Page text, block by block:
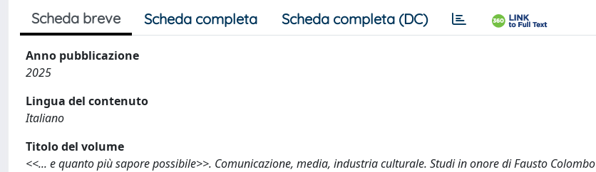
Scheda breve Scheda completa Scheda completa (DC)
Anno pubblicazione
2025
Lingua del contenuto
Italiano
Titolo del volume
<<... e quanto più sapore possibile>>. Comunicazione, media, industria culturale. Studi in onore di Fausto Colombo